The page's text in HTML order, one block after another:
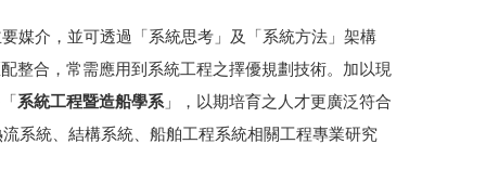
媒介，並可透過「系統思考」及「系統方法」架構
整合，常需應用到系統工程之擇優規劃技術。加以現
系統工程暨造船學系 」，以期培育之人才更廣泛符合
系統、結構系統、船舶工程系統相關工程專業研究